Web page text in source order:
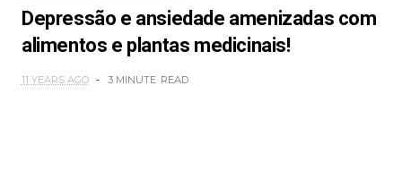
Depressão e ansiedade amenizadas com
alimentos e plantas medicinais!
11 YEARS AGO 3 MINUTE READ